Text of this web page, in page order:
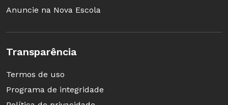
Anuncie na Nova Escola
Transparência
Termos de uso
Programa de integridade